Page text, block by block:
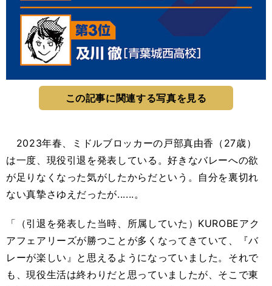
この記事に関連する写真を見る
2023年春、ミドルブロッカーの戸部真由香（27歳）
は一度、現役引退を発表している。好きなバレーへの欲
が足りなくなった気がしたからだという。自分を裏切れ
ない真摯さゆえだったが......。
「（引退を発表した当時、所属していた）KUROBEアク
アフェアリーズが勝つことが多くなってきていて、『バ
レーが楽しい』と思えるようになっていました。それで
も、現役生活は終わりだと思っていましたが、そこで東